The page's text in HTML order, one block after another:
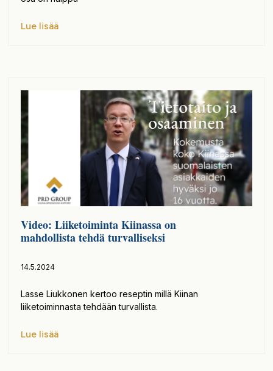
Lue lisää
Video: Liiketoiminta Kiinassa on
mahdollista tehdä turvalliseksi
14.5.2024
Lasse Liukkonen kertoo reseptin millä Kiinan
liiketoiminnasta tehdään turvallista.
Lue lisää